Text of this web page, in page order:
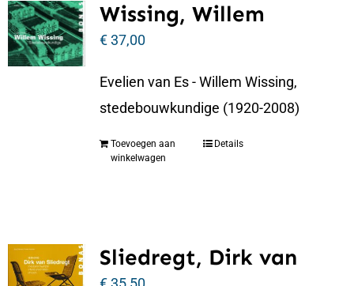
Wissing, Willem
€37,00
Evelien van Es - Willem Wissing,
stedebouwkundige (1920-2008)
Toevoegen aan
winkelwagen
Details
Sliedregt, Dirk van